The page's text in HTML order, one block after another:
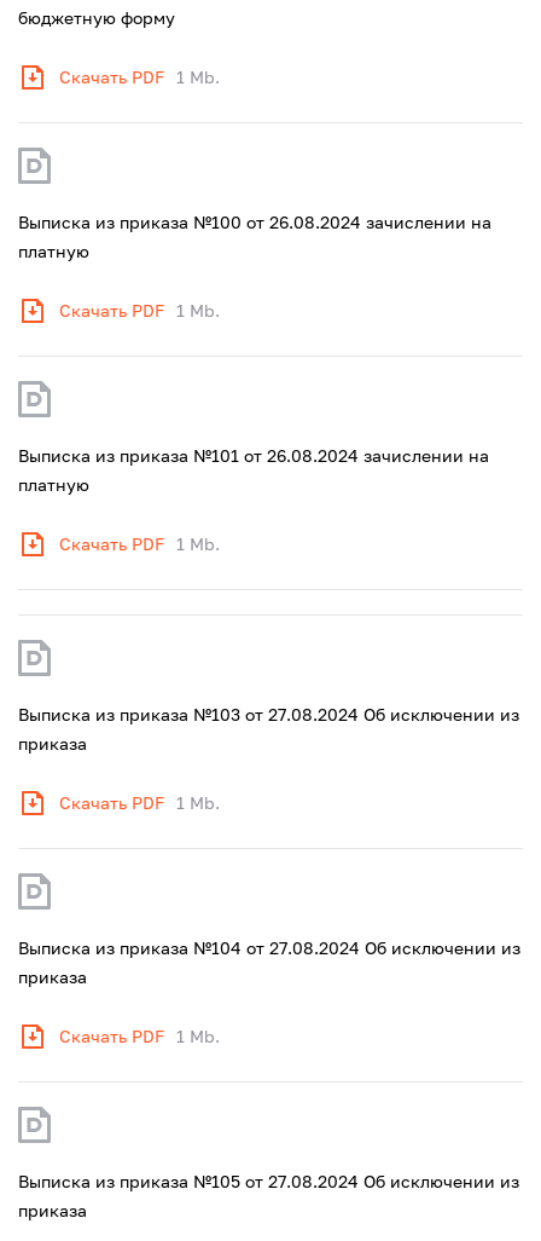
бюджетную форму
Скачать PDF 1 Mb.
Выписка из приказа №100 от 26.08.2024 зачислении на
платную
Скачать PDF 1 Mb.
Выписка из приказа №101 от 26.08.2024 зачислении на
платную
Скачать PDF 1 Mb.
Выписка из приказа №103 от 27.08.2024 Об исключении из
приказа
Скачать PDF 1 Mb.
Выписка из приказа №104 от 27.08.2024 Об исключении из
приказа
Скачать PDF 1 Mb.
Выписка из приказа №105 от 27.08.2024 Об исключении из
приказа